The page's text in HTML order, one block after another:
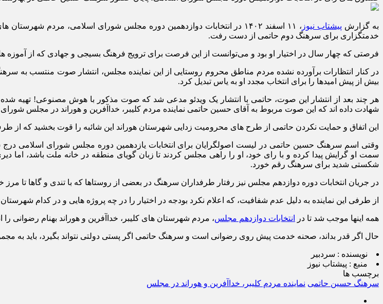
به گزارش پیشتاب نیوز
، ۱۱ اسفند ۱۴۰۲ در انتخابات دوازدهمین دوره مجلس شورای اسلامی، مردم
خدمتگزاری برای سرهنگ دوم حاتمی از دست رفت.
فرصتی که چهار سال در اختیار او بود و می‌توانست از این فرصت برای ترویج فرهنگ بسیجی و جهادی که از آموزه
در کنار انتظارات برآورده نشده مردم مناطق محروم روستایی از این نماینده مجلس، انتشار صوت منتسب به
بیش از پیش امیدها را برای انتخاب مجدد او به یاس تبدیل کرد.
هر چند بعد از انتشار این صوت، حاتمی با انتشار یک ویدئو مدعی شد که صوت مذکور با هوش مصنوعی! تهیه
شهادت داده اند که این صوت مربوط به آقای حسین حاتمی نماینده مردم کلیبر، خداآفرین و هوراند در مجلس
این اتفاق و حمایت نکردن حاتمی از طرح های محرومیت زدایی شهرستان هوراند این شائبه را قوت بخشید که از
وقتی اسم سرهنگ حسین حاتمی در لیست اصولگرایان برای انتخابات یازدهمین دوره مجلس شورای اسلامی
سمت او گرایش پیدا کرده و با رای خود، او را راهی مجلس کردند تا زبان گویای منطقه در خانه ملت باشد، اما
شکستی شدید برای سرهنگ رقم خورد.
در جریان انتخابات دوره دوازدهم مجلس نیز رفتار طرفداران سرهنگ در بعضی از روستاها که با تندی و گاها تا
از طرفی این نماینده به دلیل عدم شفافیت، که اعلام نکرد بودجه در اختیار را در چه پروژه هایی و در کدام
همه اینها موجب شد تا در انتخابات دوازدهم مجلس، مردم شهرستان های کلیبر، خداآفرین و هوراند بهنام رضوانی
حال اگر قدر بداند، صحنه خدمت پیش روی رضوانی است و سرهنگ حاتمی اگر پستی دولتی نتواند بگیرد، باید به
نویسنده : سردبیر
منبع : پیشتاب نیوز
برچسب ها
سرهنگ حسین حاتمی نماینده مردم کلیبر، خداآفرین و هوراند در مجلس